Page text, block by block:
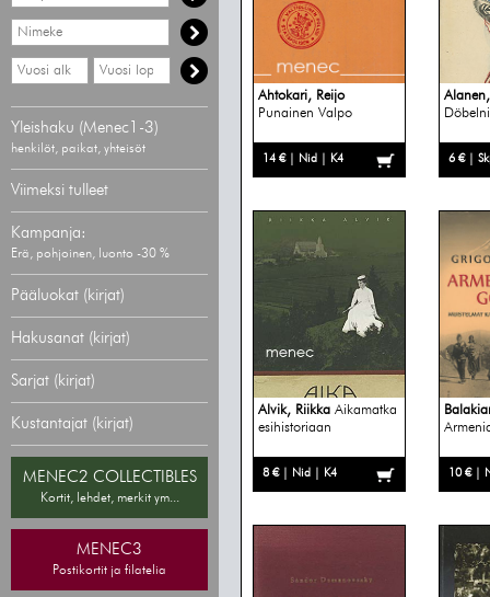
tekijää
Hae
nimekettä
Hae
vähimmäisvuosi
Hae
enimmäisvuosi
Yleishaku (Menec1-3)
henkilöt, paikat, yhteisöt
Viimeksi tulleet
Kampanja:
Erä, pohjoinen, luonto -30 %
Pääluokat (kirjat)
Hakusanat (kirjat)
Sarjat (kirjat)
Kustantajat (kirjat)
MENEC2 COLLECTIBLES
Kortit, lehdet, merkit ym...
MENEC3
Postikortit ja filatelia
Ahtokari, Reijo
Punainen Valpo
14 € | Nid | K4 6 € |
Alvik, Riikka Aikamatka
esihistoriaan
8 € | Nid | K4 10 € |